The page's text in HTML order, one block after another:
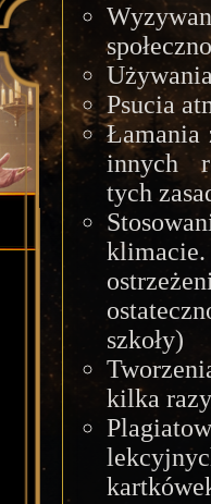
Psucia
Łamania
innych
tych
szkoły)
kilka